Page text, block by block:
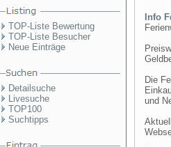
TOP-Liste Bewertung
TOP-Liste Besucher
Neue Einträge
Detailsuche
Livesuche
TOP100
Suchtipps
Info
Die
und